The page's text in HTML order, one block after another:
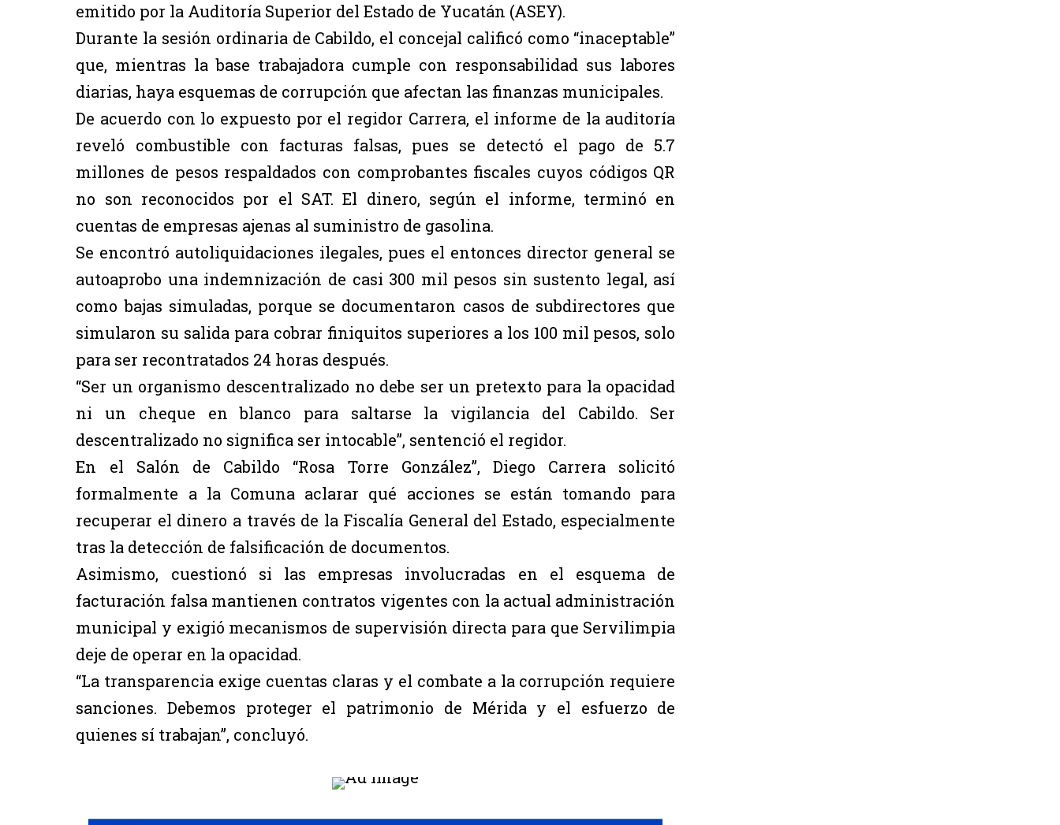
emitido por la Auditoría Superior del Estado de Yucatán (ASEY).
Durante la sesión ordinaria de Cabildo, el concejal calificó como “inaceptable”
que, mientras la base trabajadora cumple con responsabilidad sus labores
diarias, haya esquemas de corrupción que afectan las finanzas municipales.
De acuerdo con lo expuesto por el regidor Carrera, el informe de la auditoría
reveló combustible con facturas falsas, pues se detectó el pago de 5.7
millones de pesos respaldados con comprobantes fiscales cuyos códigos QR
no son reconocidos por el SAT. El dinero, según el informe, terminó en
cuentas de empresas ajenas al suministro de gasolina.
Se encontró autoliquidaciones ilegales, pues el entonces director general se
autoaprobo una indemnización de casi 300 mil pesos sin sustento legal, así
como bajas simuladas, porque se documentaron casos de subdirectores que
simularon su salida para cobrar finiquitos superiores a los 100 mil pesos, solo
para ser recontratados 24 horas después.
“Ser un organismo descentralizado no debe ser un pretexto para la opacidad
ni un cheque en blanco para saltarse la vigilancia del Cabildo. Ser
descentralizado no significa ser intocable”, sentenció el regidor.
En el Salón de Cabildo “Rosa Torre González”, Diego Carrera solicitó
formalmente a la Comuna aclarar qué acciones se están tomando para
recuperar el dinero a través de la Fiscalía General del Estado, especialmente
tras la detección de falsificación de documentos.
Asimismo, cuestionó si las empresas involucradas en el esquema de
facturación falsa mantienen contratos vigentes con la actual administración
municipal y exigió mecanismos de supervisión directa para que Servilimpia
deje de operar en la opacidad.
“La transparencia exige cuentas claras y el combate a la corrupción requiere
sanciones. Debemos proteger el patrimonio de Mérida y el esfuerzo de
quienes sí trabajan”, concluyó.